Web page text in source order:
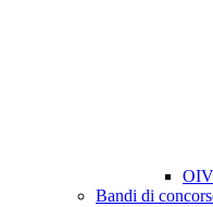
Bandi di